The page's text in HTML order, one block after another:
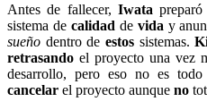
Antes de fallecer, Iwata
sistema de calidad devida y
sueño dentro de estos sistemas.
retrasando el proyecto una vez
desarrollo, pero eso no es
cancelar el proyecto aunque no